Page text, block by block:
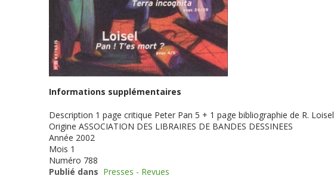
Informations supplémentaires
Description 1 page critique Peter Pan 5 + 1 page bibliographie de R. Loisel
Origine ASSOCIATION DES LIBRAIRES DE BANDES DESSINEES
Année 2002
Mois 1
Numéro 788
Publié dans Presses - Revues